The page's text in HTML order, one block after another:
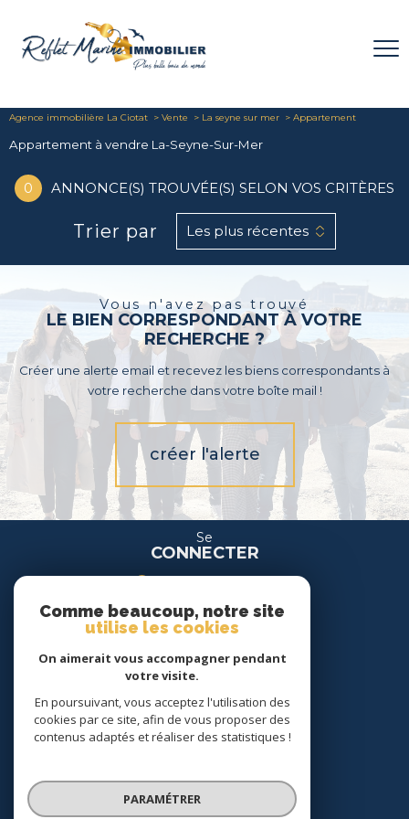
Agence immobilière La Ciotat Vente La seyne sur mer Appartement
Appartement à vendre La-Seyne-Sur-Mer
0 ANNONCE(S) TROUVÉE(S) SELON VOS CRITÈRES
Trier par Les plus récentes
Vous n'avez pas trouvé
LE BIEN CORRESPONDANT À VOTRE
RECHERCHE ?
Créer une alerte email et recevez les biens correspondants à
votre recherche dans votre boîte mail !
créer l'alerte
Se
CONNECTER
espace location
Nous
SUIVRE
Comme beaucoup, notre site
utilise les cookies
On aimerait vous accompagner pendant
votre visite.
En poursuivant, vous acceptez l'utilisation des
cookies par ce site, afin de vous proposer des
contenus adaptés et réaliser des statistiques !
PARAMÉTRER